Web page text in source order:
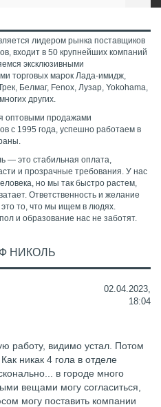
лидером рынка поставщиков
входит в 50 крупнейших компаний
эксклюзивными
торговых марок Лада-имидж,
Белмаг, Fenox, Лузар, Yokohama,
других.
оптовыми продажами
с 1995 года, успешно работаем в
— это стабильная оплата,
и прозрачные требования. У нас
но мы так быстро растем,
Ответственность и желание
то, что мы ищем в людях.
и образование нас не заботят.
НИКОЛЬ
02.04.2023,
18:04
работу, видимо устал. Потом
никак 4 гола в отделе
в городе много
вещами могу согласиться,
могу поставить компании